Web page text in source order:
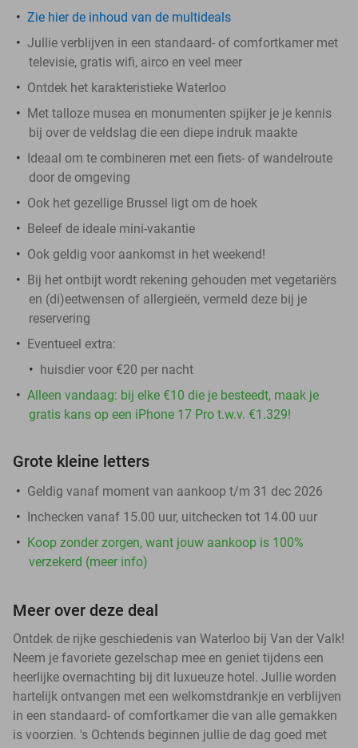
Zie hier de inhoud van de multideals
Jullie verblijven in een standaard- of comfortkamer met
televisie, gratis wifi, airco en veel meer
Ontdek het karakteristieke Waterloo
Met talloze musea en monumenten spijker je je kennis
bij over de veldslag die een diepe indruk maakte
Ideaal om te combineren met een fiets- of wandelroute
door de omgeving
Ook het gezellige Brussel ligt om de hoek
Beleef de ideale mini-vakantie
Ook geldig voor aankomst in het weekend!
Bij het ontbijt wordt rekening gehouden met vegetariërs
en (di)eetwensen of allergieën, vermeld deze bij je
reservering
Eventueel extra:
huisdier voor €20 per nacht
Alleen vandaag: bij elke €10 die je besteedt, maak je
gratis kans op een iPhone 17 Pro t.w.v. €1.329!
Grote kleine letters
Geldig vanaf moment van aankoop t/m 31 dec 2026
Inchecken vanaf 15.00 uur, uitchecken tot 14.00 uur
Koop zonder zorgen, want jouw aankoop is 100%
verzekerd (meer info)
Meer over deze deal
Ontdek de rijke geschiedenis van Waterloo bij Van der Valk!
Neem je favoriete gezelschap mee en geniet tijdens een
heerlijke overnachting bij dit luxueuze hotel. Jullie worden
hartelijk ontvangen met een welkomstdrankje en verblijven
in een standaard- of comfortkamer die van alle gemakken
is voorzien. 's Ochtends beginnen jullie de dag goed met